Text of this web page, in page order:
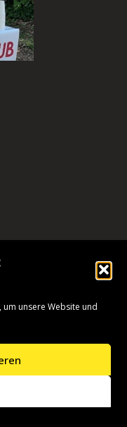
um unsere Website und